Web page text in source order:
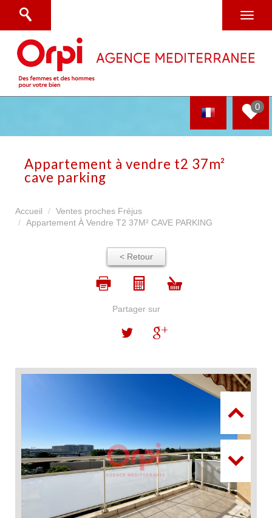
0
appartement à vendre t2 37m²
cave parking
Accueil
Ventes proches Fréjus
Appartement À Vendre T2 37M² CAVE PARKING
< Retour
Partager sur